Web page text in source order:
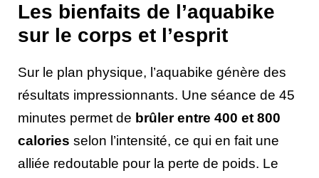
Les bienfaits de l’aquabike
sur le corps et l’esprit
Sur le plan physique, l’aquabike génère des
résultats impressionnants. Une séance de 45
minutes permet de brûler entre 400 et 800
calories selon l’intensité, ce qui en fait une
alliée redoutable pour la perte de poids. Le